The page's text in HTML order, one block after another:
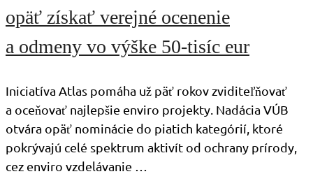
opäť získať verejné ocenenie
a odmeny vo výške 50-tisíc eur
Iniciatíva Atlas pomáha už päť rokov zviditeľňovať
a oceňovať najlepšie enviro projekty. Nadácia VÚB
otvára opäť nominácie do piatich kategórií, ktoré
pokrývajú celé spektrum aktivít od ochrany prírody,
cez enviro vzdelávanie …